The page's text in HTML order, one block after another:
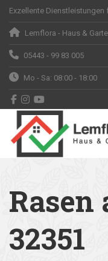
Exzellente Dienstleistungen
Lemflora - Haus &
05443 - 99 83 005
Mo - Sa: 08:00 - 18:00
Rasen
32351